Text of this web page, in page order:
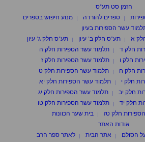
הזמן סט תע"ס
ספרים להורדה
מנוע חיפוש בספרים
עשר הספירות בעיון
א
תע"ס חלק ב' עיון
תע"ס חלק ג' עיון
חלק ד
תלמוד עשר הספירות חלק ה
חלק ו
תלמוד עשר הספירות חלק ז
חלק ח
תלמוד עשר הספירות חלק ט
חלק י
תלמוד עשר הספירות חלק יא
חלק יב
תלמוד עשר הספירות חלק יג
חלק יד
תלמוד עשר הספירות חלק טו
חלק טז
בית שער הכוונות
אודות האתר
הסולם אתר הבית
לאתר ספר הרב